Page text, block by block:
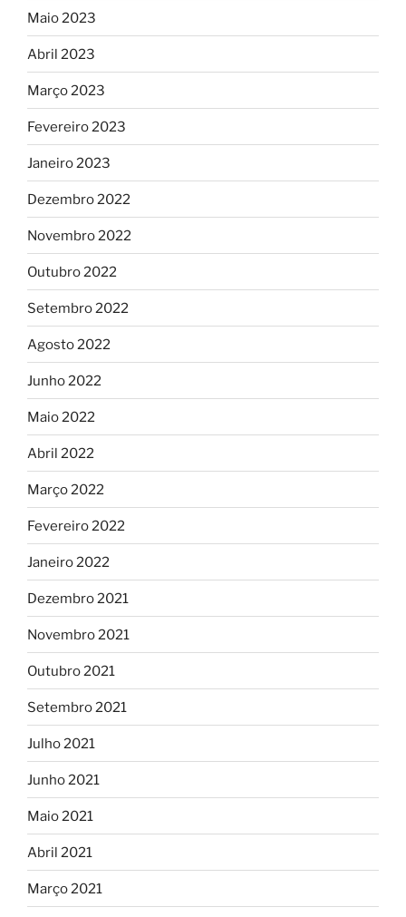
Maio 2023
Abril 2023
Março 2023
Fevereiro 2023
Janeiro 2023
Dezembro 2022
Novembro 2022
Outubro 2022
Setembro 2022
Agosto 2022
Junho 2022
Maio 2022
Abril 2022
Março 2022
Fevereiro 2022
Janeiro 2022
Dezembro 2021
Novembro 2021
Outubro 2021
Setembro 2021
Julho 2021
Junho 2021
Maio 2021
Abril 2021
Março 2021